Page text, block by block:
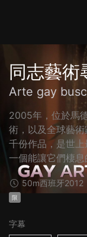
同志藝術
Arte gay
2005年，位於馬
術，以及全球藝
千份作品，是世
一個能讓它們棲
50m西班牙2012
限
字幕